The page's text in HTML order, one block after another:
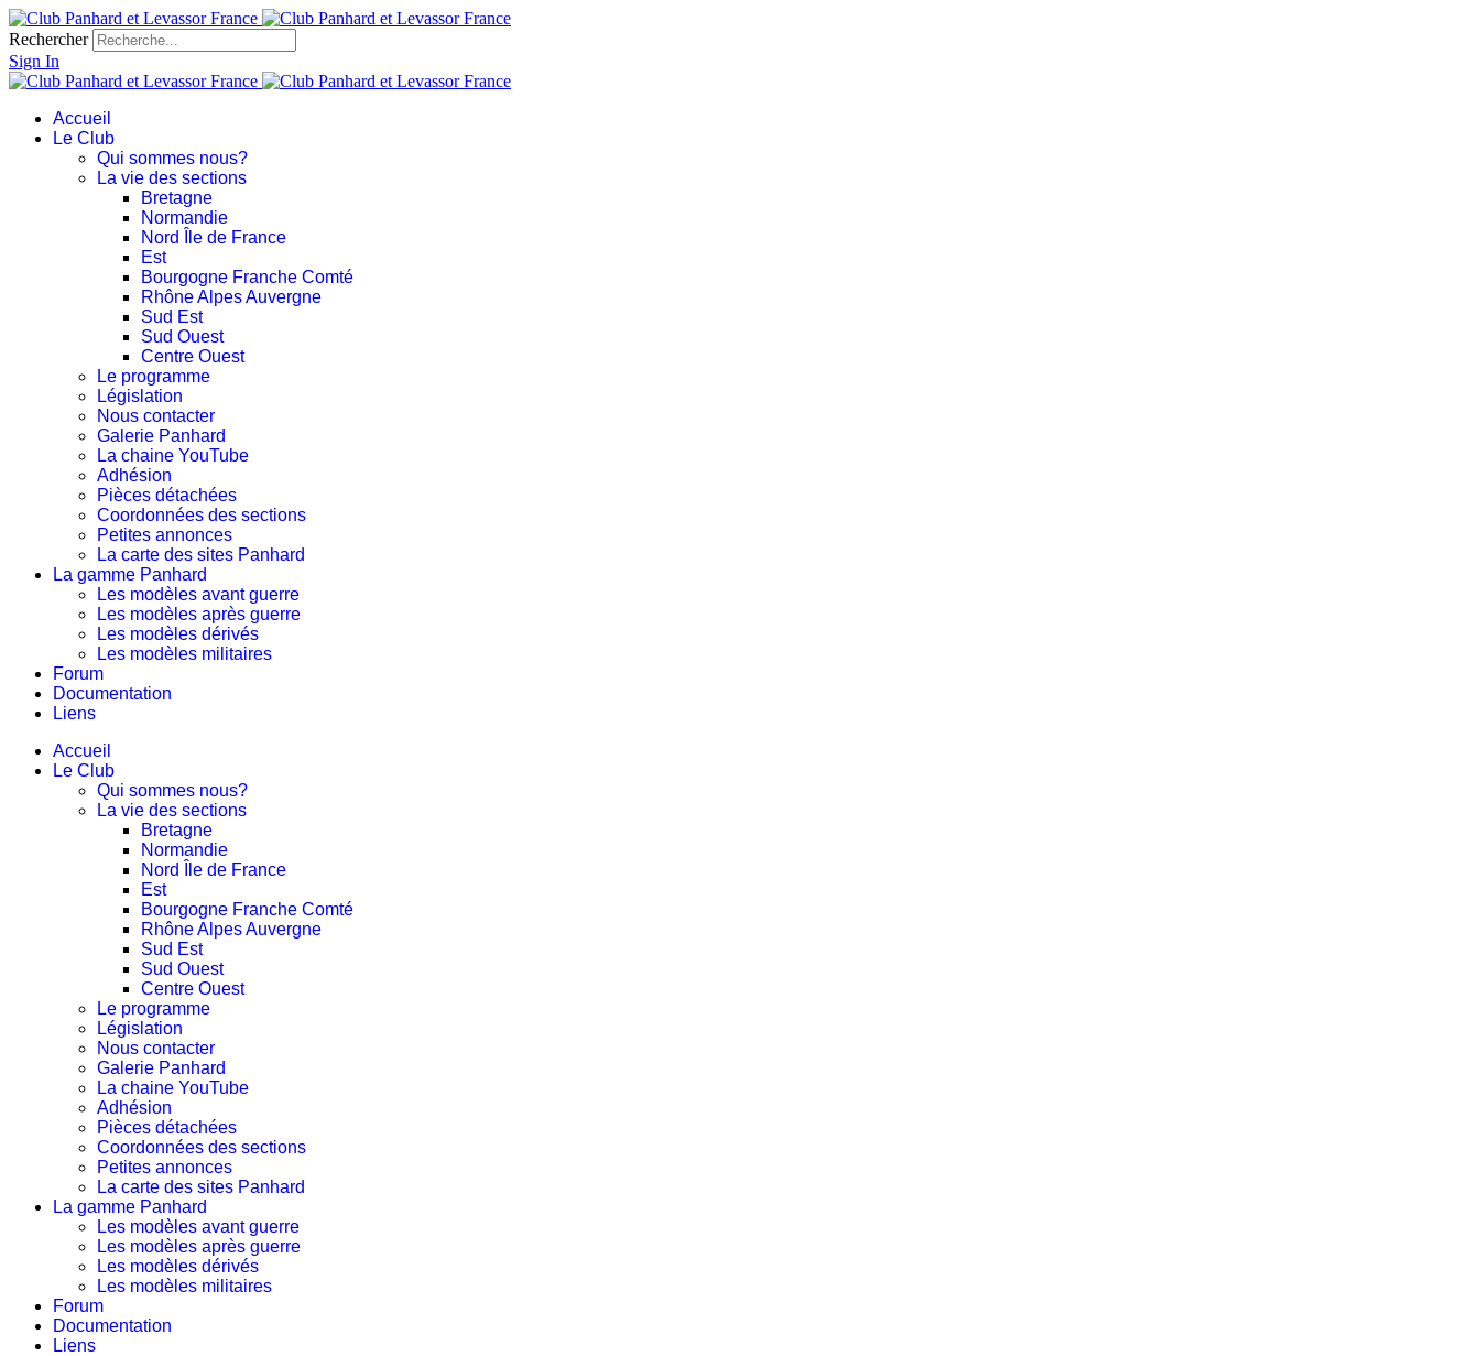
Rechercher
Sign In
Accueil
Le Club
Qui sommes nous?
La vie des sections
Bretagne
Normandie
Nord Île de France
Est
Bourgogne Franche Comté
Rhône Alpes Auvergne
Sud Est
Sud Ouest
Centre Ouest
Le programme
Législation
Nous contacter
Galerie Panhard
La chaine YouTube
Adhésion
Pièces détachées
Coordonnées des sections
Petites annonces
La carte des sites Panhard
La gamme Panhard
Les modèles avant guerre
Les modèles après guerre
Les modèles dérivés
Les modèles militaires
Forum
Documentation
Liens
Accueil
Le Club
Qui sommes nous?
La vie des sections
Bretagne
Normandie
Nord Île de France
Est
Bourgogne Franche Comté
Rhône Alpes Auvergne
Sud Est
Sud Ouest
Centre Ouest
Le programme
Législation
Nous contacter
Galerie Panhard
La chaine YouTube
Adhésion
Pièces détachées
Coordonnées des sections
Petites annonces
La carte des sites Panhard
La gamme Panhard
Les modèles avant guerre
Les modèles après guerre
Les modèles dérivés
Les modèles militaires
Forum
Documentation
Liens